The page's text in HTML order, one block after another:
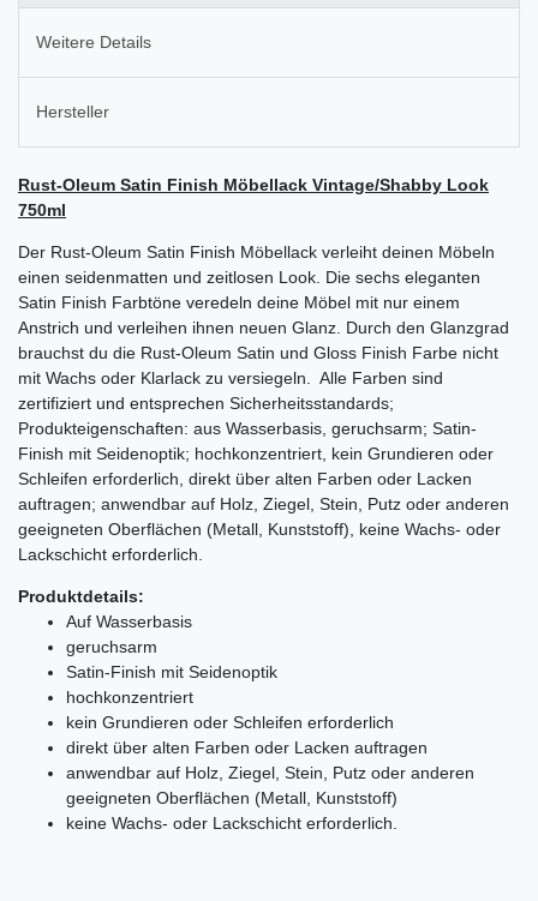
Weitere Details
Hersteller
Rust-Oleum Satin Finish Möbellack Vintage/Shabby Look
750ml
Der Rust-Oleum Satin Finish Möbellack verleiht deinen Möbeln
einen seidenmatten und zeitlosen Look. Die sechs eleganten
Satin Finish Farbtöne veredeln deine Möbel mit nur einem
Anstrich und verleihen ihnen neuen Glanz. Durch den Glanzgrad
brauchst du die Rust-Oleum Satin und Gloss Finish Farbe nicht
mit Wachs oder Klarlack zu versiegeln. Alle Farben sind
zertifiziert und entsprechen Sicherheitsstandards;
Produkteigenschaften: aus Wasserbasis, geruchsarm; Satin-
Finish mit Seidenoptik; hochkonzentriert, kein Grundieren oder
Schleifen erforderlich, direkt über alten Farben oder Lacken
auftragen; anwendbar auf Holz, Ziegel, Stein, Putz oder anderen
geeigneten Oberflächen (Metall, Kunststoff), keine Wachs- oder
Lackschicht erforderlich.
Produktdetails:
Auf Wasserbasis
geruchsarm
Satin-Finish mit Seidenoptik
hochkonzentriert
kein Grundieren oder Schleifen erforderlich
direkt über alten Farben oder Lacken auftragen
anwendbar auf Holz, Ziegel, Stein, Putz oder anderen
geeigneten Oberflächen (Metall, Kunststoff)
keine Wachs- oder Lackschicht erforderlich.